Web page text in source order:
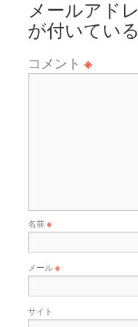
メールアド
が付いてい
コメント ※
名前※
メール※
サイト